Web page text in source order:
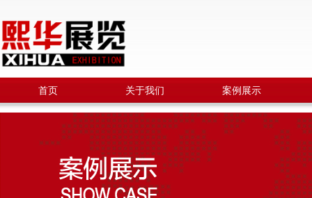
首页 关于我们 案例展示